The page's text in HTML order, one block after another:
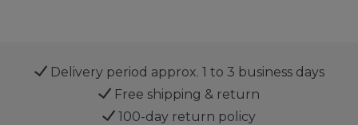
Delivery period approx. 1 to 3 business days
Free shipping & return
100-day return policy